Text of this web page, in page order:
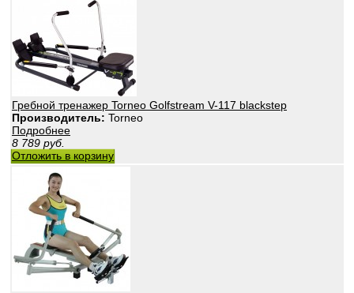
Гребной тренажер Torneo Golfstream V-117 blackstep
Производитель: Torneo
Подробнее
8 789 руб.
Отложить в корзину